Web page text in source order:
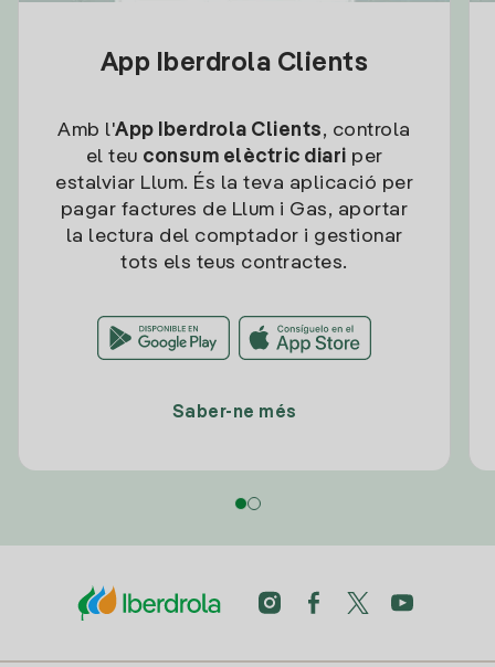
App Iberdrola Clients
Amb l'App Iberdrola Clients, controla
el teu consum elèctric diari per
estalviar Llum. És la teva aplicació per
pagar factures de Llum i Gas, aportar
la lectura del comptador i gestionar
tots els teus contractes.
Saber-ne més